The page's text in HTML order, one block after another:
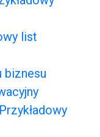
list
biznesu